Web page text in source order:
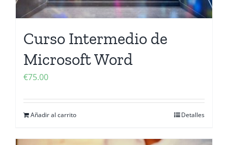
Curso Intermedio de
Microsoft Word
€75.00
Añadir al carrito Detalles